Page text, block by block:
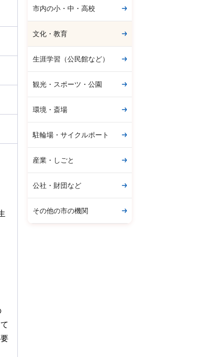
市内の小・中・高校
文化・教育
生涯学習（公民館など）
観光・スポーツ・公園
環境・斎場
駐輪場・サイクルポート
産業・しごと
公社・財団など
その他の市の機関